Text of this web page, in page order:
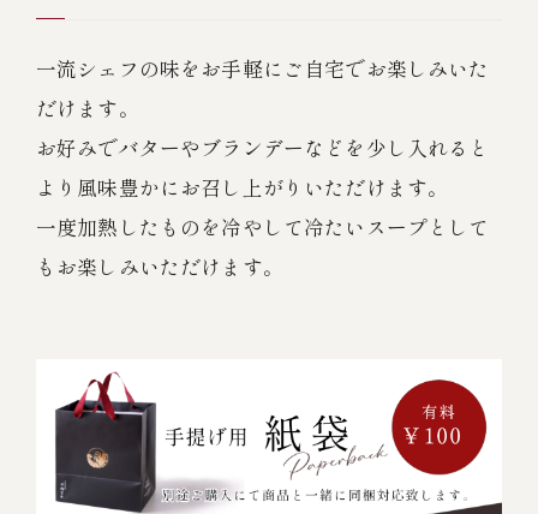
一流シェフの味をお手軽にご自宅でお楽しみいた
だけます。
お好みでバターやブランデーなどを少し入れると
より風味豊かにお召し上がりいただけます。
一度加熱したものを冷やして冷たいスープとして
もお楽しみいただけます。